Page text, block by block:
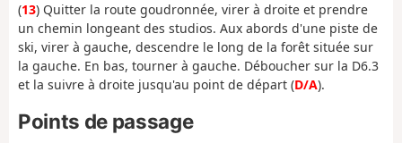
(13) Quitter la route goudronnée, virer à droite et prendre
un chemin longeant des studios. Aux abords d'une piste de
ski, virer à gauche, descendre le long de la forêt située sur
la gauche. En bas, tourner à gauche. Déboucher sur la D6.3
et la suivre à droite jusqu'au point de départ (D/A).
Points de passage